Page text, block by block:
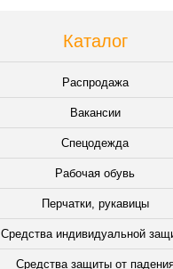
Каталог
Распродажа
Вакансии
Спецодежда
Рабочая обувь
Перчатки, рукавицы
Средства индивидуальной
Средства защиты от